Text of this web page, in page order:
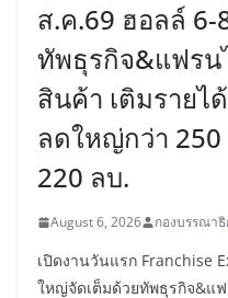
ส.ค.69 ฮอลล์ 6-
ทัพธุรกิจ&แฟรน
สินค้า เติมรายไ
ลดใหญ่กว่า
220 ลบ.
August 6, 2026 กองบรรณาธิ
เปิดงานวันแรก Franchise
ใหญ่จัดเต็มด้วยทัพธุรกิจ&แ